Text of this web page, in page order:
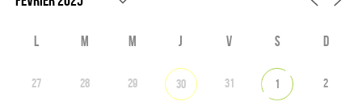
L M M J V S D
27 28 29 30 31 1 2